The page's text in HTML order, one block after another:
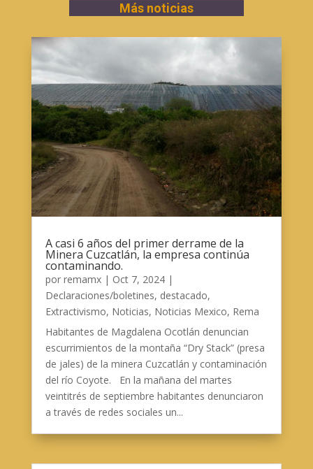
Más noticias
A casi 6 años del primer derrame de la
Minera Cuzcatlán, la empresa continúa
contaminando.
por remamx| Oct 7, 2024|
Declaraciones/boletines, destacado,
Extractivismo, Noticias, Noticias Mexico, Rema
Habitantes de Magdalena Ocotlán denuncian
escurrimientos de la montaña “Dry Stack” (presa
de jales) de la minera Cuzcatlán y contaminación
del río Coyote. En la mañana del martes
veintitrés de septiembre habitantes denunciaron
a través de redes sociales un...